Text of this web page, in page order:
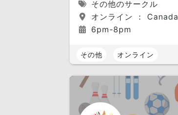
その他のサークル
オンライン ： Canada
6pm-8pm
その他 オンライン